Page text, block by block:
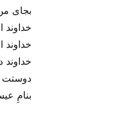
بجای
خداوند
دوستت
بنامِ